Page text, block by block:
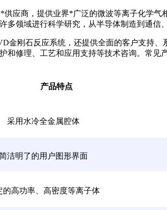
应商，提供业界*广泛的微波等离子化学气
多领域进行科学研究，从半导体制造到通信
金刚石反应系统，还提供全面的客户支持
和修理、工艺和应用支持等技术咨询。常见
产品特点
采用水冷全金属腔体
洁明了的用户图形界面
的高功率、高密度等离子体